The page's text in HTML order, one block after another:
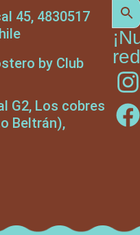
45, 4830517
by Club
G2, Los cobres
Beltrán),